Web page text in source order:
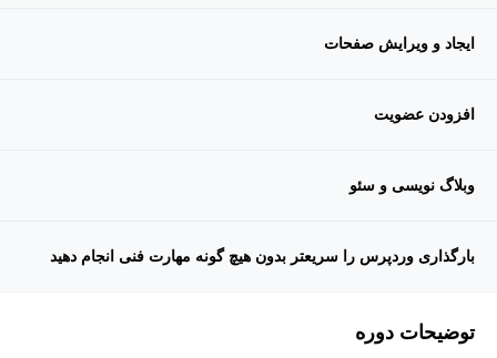
ایجاد و ویرایش صفحات
افزودن عضویت
وبلاگ نویسی و سئو
بارگذاری وردپرس را سریعتر بدون هیچ گونه مهارت فنی انجام دهید
توضیحات دوره